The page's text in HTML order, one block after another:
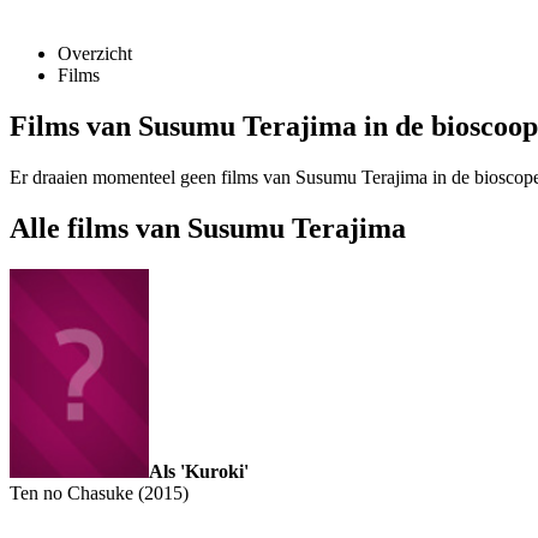
Overzicht
Films
Films van Susumu Terajima in de bioscoop
Er draaien momenteel geen films van Susumu Terajima in de
Alle films van Susumu Terajima
Als 'Kuroki'
Ten no Chasuke (2015)